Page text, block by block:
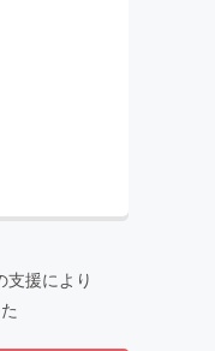
支援により